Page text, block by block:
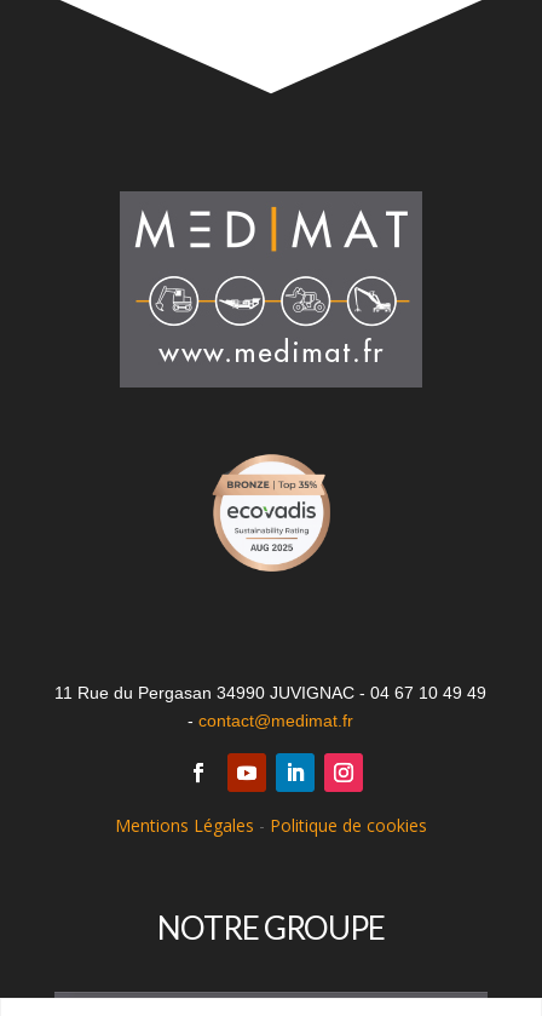
11 Rue du Pergasan 34990 JUVIGNAC - 04 67 10 49 49
-contact@medimat.fr
Mentions Légales - Politique de cookies
NOTRE GROUPE